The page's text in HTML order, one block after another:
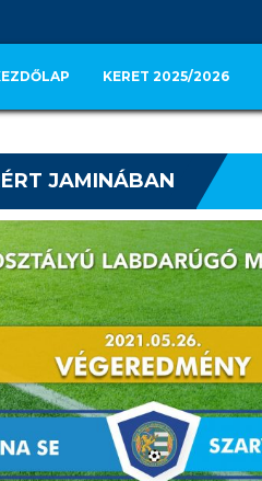
KERET 2025/2026
JAMINÁBAN